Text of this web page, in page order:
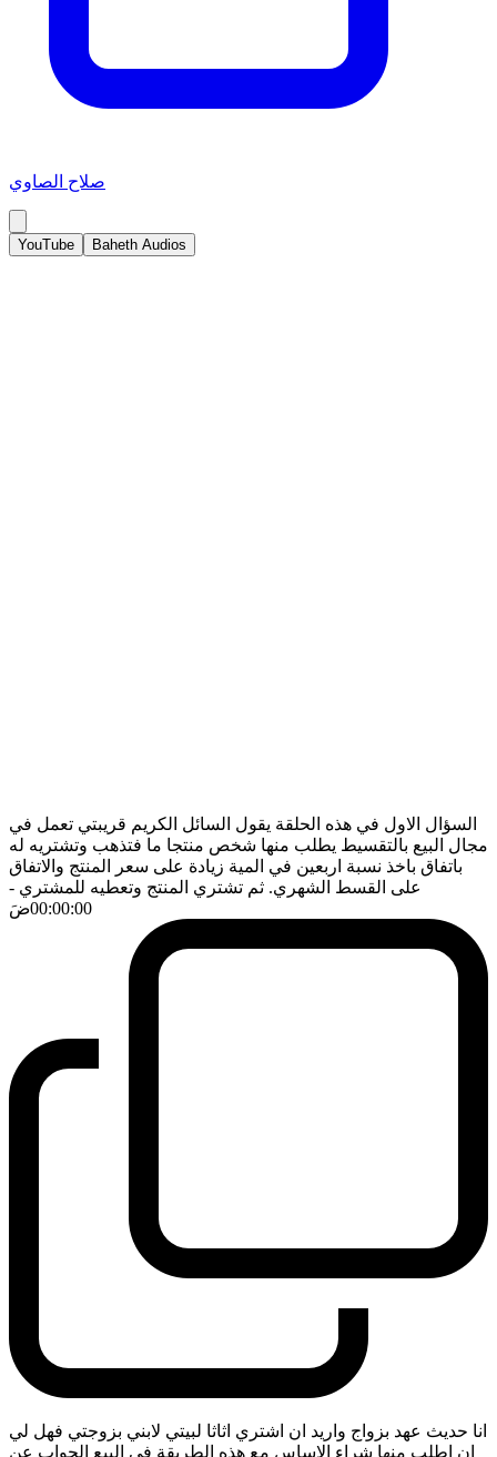
صلاح الصاوي
YouTube Baheth Audios
السؤال الاول في هذه الحلقة يقول السائل الكريم قريبتي تعمل في
مجال البيع بالتقسيط يطلب منها شخص منتجا ما فتذهب وتشتريه له
باتفاق باخذ نسبة اربعين في المية زيادة على سعر المنتج والاتفاق
على القسط الشهري. ثم تشتري المنتج وتعطيه للمشتري -
00:00:00ضَ
انا حديث عهد بزواج واريد ان اشتري اثاثا لبيتي لابني بزوجتي فهل لي
ان اطلب منها شراء الاساس مع هذه الطريقة في البيع الجواب عن